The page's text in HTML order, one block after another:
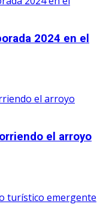
2024 en el
el arroyo